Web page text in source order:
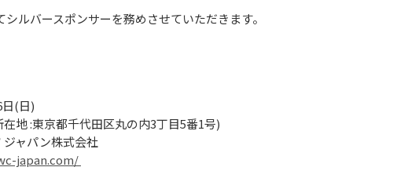
ルバースポンサーを務めさせていただきます。
(日)
:東京都千代田区丸の内3丁目5番1号)
ャパン株式会社
japan.com/